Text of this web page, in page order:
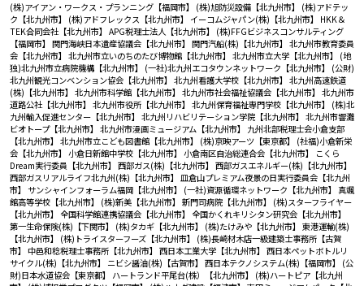
(株)アイアン・ワークス・プランニング【福岡市】 (株)旭防災設備【北九州市】 (株)アドテッ
ク【北九州市】 (株)アドフレックス【北九州市】 イーコムジャパン(株)【北九州市】 HKK＆
TEK合同会社【北九州市】 APG税理士法人【北九州市】 (株)FFGビジネスコンサルティング
【福岡市】 関門海峡日本遺産協議会【北九州市】 関門汽船(株)【北九州市】 北九州市教育委員
会【北九州市】 北九州市立いのちのたび博物館【北九州市】 北九州市立大学【北九州市】 (地
独)北九州市立病院機構【北九州市】 (一社)北九州エコタウンネットワーク【北九州市】 (公財)
北九州観光コンベンション協会【北九州市】 北九州看護大学校【北九州市】 北九州高速鉄道
(株)【北九州市】 北九州市科学館【北九州市】 北九州市社会福祉協議会【北九州市】 北九州市
道路公社【北九州市】 北九州市役所【北九州市】 北九州保育福祉専門学校【北九州市】 (株)北
九州輸入促進センター【北九州市】 北九州リハビリテーション学院【北九州市】 北九州市響灘
ビオトープ【北九州市】 北九州市漫画ミュージアム【北九州市】 九州北部税理士会小倉支部
【北九州市】 北九州市立こども図書館【北九州市】 (株)京映アーツ【東京都】 (社福)小倉新栄
会【北九州市】 小倉日新館中学校【北九州市】 小倉南区自治総連合会【北九州市】
こくら
Dream実行委員【北九州市】 西部ガス(株)【北九州市】 西部ガスエネルギー(株)【北九州市】
西部ガスリアルライフ北九州(株)【北九州市】 皿倉山プレミアム夜景の日実行委員会【北九州
市】 サンシャインフォーラム福岡【北九州市】 (一社)資源循環ネットワーク【北九州市】 真颯
館高等学校【北九州市】 (株)新美【北九州市】 新門司病院【北九州市】 (株)スターフライヤー
【北九州市】 全国科学館連携協議会【北九州市】 全国かくれキリシタン研究会【北九州市】
第一生命保険(株)【下関市】 (株)タカギ【北九州市】 (株)たけみや【北九州市】 東港運輸(株)
【北九州市】 (株)トライスターフーズ【北九州市】 (株)長崎材木店一級建築士事務所【古賀
市】 中邑和稔税理士事務所【北九州市】 西日本工業大学【北九州市】 西日本ペットボトルリ
サイクル(株)【北九州市】 ニビシ醤油(株)【古賀市】 西日本テクノシステム(株)【福岡市】 (公
財)日本水道協会【東京都】 ハートランド平尾台(株）【北九州市】 (株)ハートピア【北九州